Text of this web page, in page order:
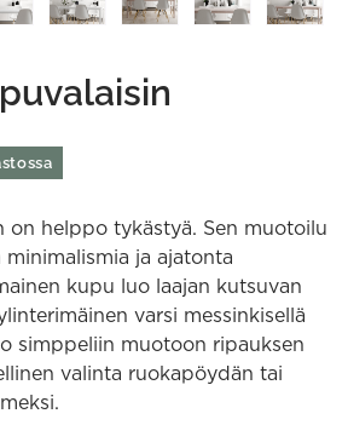
on helppo tykästyä. Sen muotoilu
ja ajatonta
kupu luo laajan kutsuvan
varsi messinkisellä
simppeliin muotoon ripauksen
valinta ruokapöydän tai